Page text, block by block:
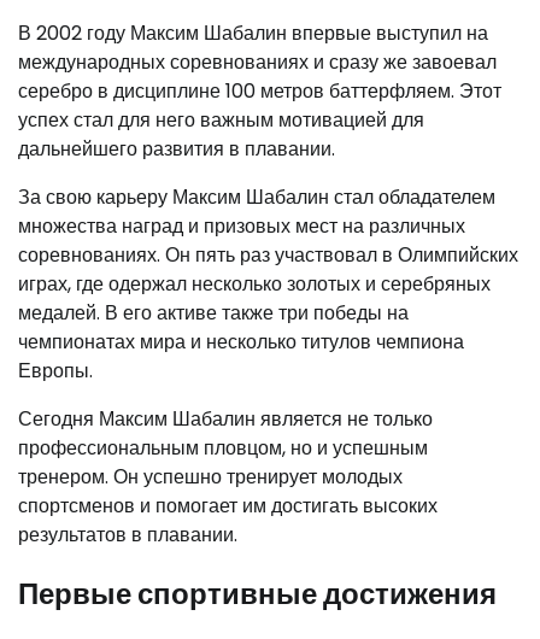
В 2002 году Максим Шабалин впервые выступил на
международных соревнованиях и сразу же завоевал
серебро в дисциплине 100 метров баттерфляем. Этот
успех стал для него важным мотивацией для
дальнейшего развития в плавании.
За свою карьеру Максим Шабалин стал обладателем
множества наград и призовых мест на различных
соревнованиях. Он пять раз участвовал в Олимпийских
играх, где одержал несколько золотых и серебряных
медалей. В его активе также три победы на
чемпионатах мира и несколько титулов чемпиона
Европы.
Сегодня Максим Шабалин является не только
профессиональным пловцом, но и успешным
тренером. Он успешно тренирует молодых
спортсменов и помогает им достигать высоких
результатов в плавании.
Первые спортивные достижения